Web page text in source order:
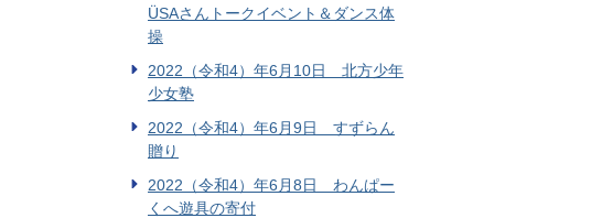
ÜSAさんトークイベント＆ダンス体
操
2022（令和4）年6月10日 北方少年
少女塾
2022（令和4）年6月9日 すずらん
贈り
2022（令和4）年6月8日 わんぱー
くへ遊具の寄付